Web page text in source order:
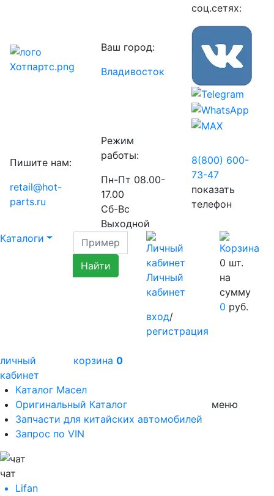
Ваш город:
Владивосток
соц.сетях:
Пишите нам:
retail@hot-
parts.ru
Режим
работы:
Пн-Пт 08.00-
17.00
Сб-Вс
Выходной
8(800) 600-
73-47
показать
телефон
Каталоги
Личный
кабинет
вход/
регистрация
0 шт.
на
сумму
0 руб.
личный
кабинет
корзина 0
Каталог Масел
Оригинальный Каталог
Запчасти для китайских автомобилей
Запрос по VIN
меню
чат
Lifan